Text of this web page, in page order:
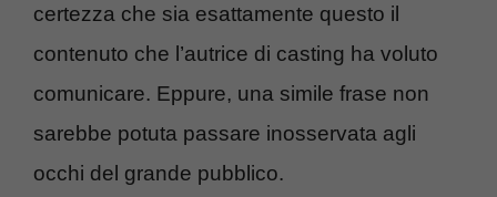
certezza che sia esattamente questo il
contenuto che l’autrice di casting ha voluto
comunicare. Eppure, una simile frase non
sarebbe potuta passare inosservata agli
occhi del grande pubblico.